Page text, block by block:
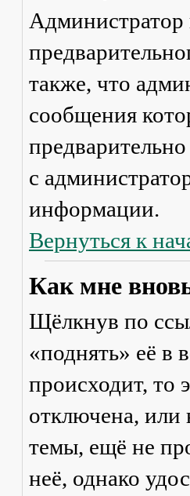
также, что
сообщения
с
информации.
Вернуться к
Как мне
Щёлкнув по
«поднять» её в
происходит, то
отключена, или
темы, ещё не
неё, однако